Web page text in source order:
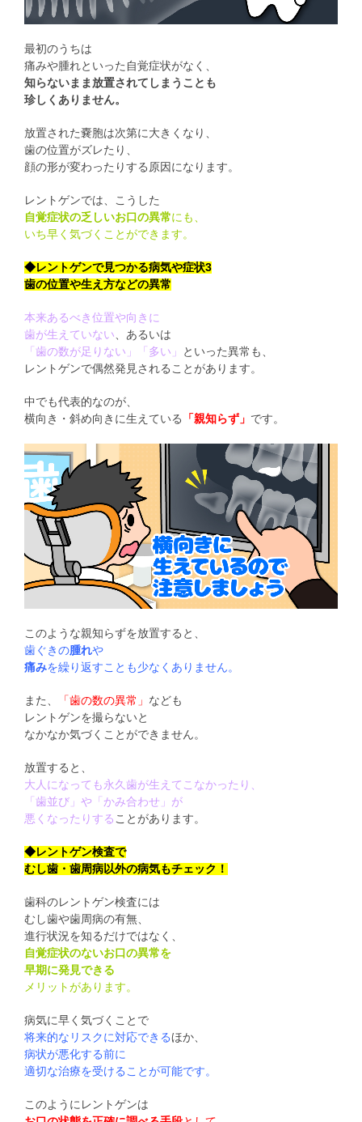
最初のうちは
痛みや腫れといった自覚症状がなく、
知らないまま放置されてしまうことも
珍しくありません。
放置された嚢胞は次第に大きくなり、
歯の位置がズレたり、
顔の形が変わったりする原因になります。
レントゲンでは、こうした
自覚症状の乏しいお口の異常にも、
いち早く気づくことができます。
◆レントゲンで見つかる病気や症状3
歯の位置や生え方などの異常
本来あるべき位置や向きに
歯が生えていない、あるいは
「歯の数が足りない」「多い」
といった異常も、
レントゲンで偶然発見されることがあります。
中でも代表的なのが、
横向き・斜め向きに生えている
「親知らず」 です。
このような親知らずを放置すると、
歯ぐきの腫れや
痛みを繰り返すことも少なくありません。
また、 「歯の数の異常」 なども
レントゲンを撮らないと
なかなか気づくことができません。
放置すると、
大人になっても永久歯が生えてこなかったり、
「歯並び」や「かみ合わせ」が
悪くなったりする ことがあります。
◆レントゲン検査で
むし歯・歯周病以外の病気もチェック！
歯科のレントゲン検査には
むし歯や歯周病の有無、
進行状況を知るだけではなく、
自覚症状のないお口の異常を
早期に発見できる
メリットがあります。
病気に早く気づくことで
将来的なリスクに対応できるほか、
病状が悪化する前に
適切な治療を受けることが可能です。
このようにレントゲンは